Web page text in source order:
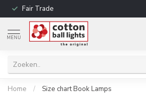
Fair Trade
MENU
Home / Size chart Book Lamps